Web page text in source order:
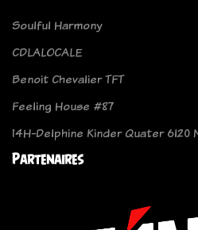
Soulful Harmony
CDLALOCALE
Benoit Chevalier TFT
Feeling House #87
14H-Delphine Kinder Quater 6l20
Partenaires